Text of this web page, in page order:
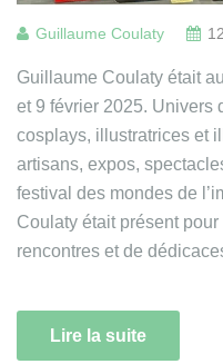
Guillaume Coulaty
Guillaume Coulaty était
et 9 février 2025. Univers
cosplays, illustratrices et
artisans, expos,
festival des mondes de
Coulaty était présent
rencontres et de
Lire la suite